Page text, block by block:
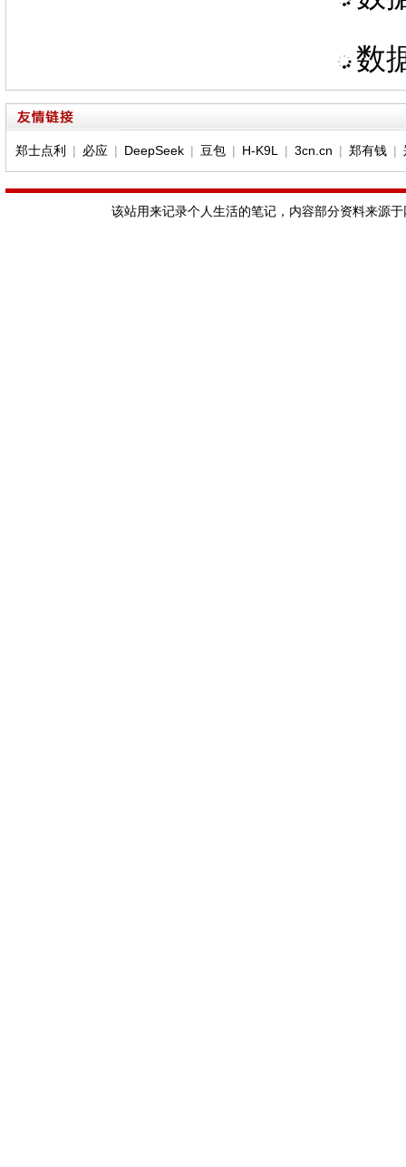
数
郑士点利 | 必应 | DeepSeek| 豆包| H-K9L | 3cn.cn | 郑有钱|
该站用来记录个人生活的笔记，内容部分资料来源